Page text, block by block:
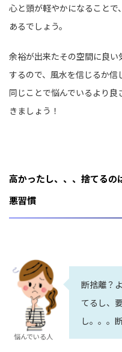
心と頭が軽やかになること
あるでしょう。
余裕が出来たその空間に良
するので、風水を信じるか信
同じことで悩んでいるより
きましょう！
高かったし、、、捨てるの
悪習慣
悩んでいる人
断捨離？
てるし、
し。。。